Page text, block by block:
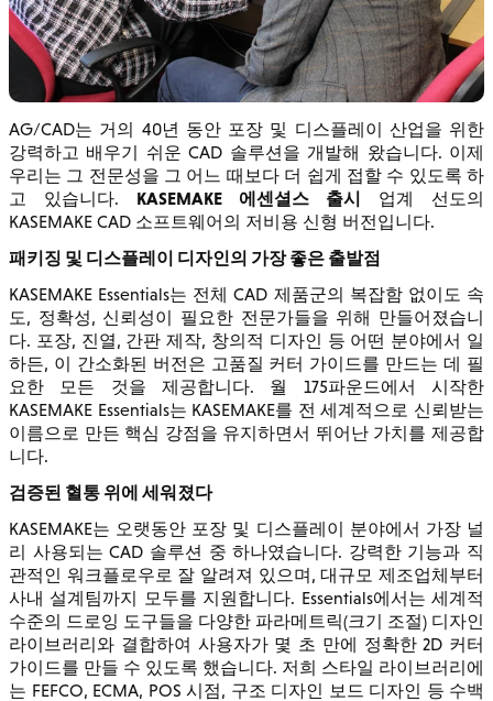
AG/CAD는 거의 40년 동안 포장 및 디스플레이 산업을 위한
강력하고 배우기 쉬운 CAD 솔루션을 개발해 왔습니다. 이제
우리는 그 전문성을 그 어느 때보다 더 쉽게 접할 수 있도록 하
고 있습니다. KASEMAKE 에센셜스 출시
업계 선도의
KASEMAKE CAD 소프트웨어의 저비용 신형 버전입니다.
패키징 및 디스플레이 디자인의 가장 좋은 출발점
KASEMAKE Essentials는 전체 CAD 제품군의 복잡함 없이도 속
도, 정확성, 신뢰성이 필요한 전문가들을 위해 만들어졌습니
다. 포장, 진열, 간판 제작, 창의적 디자인 등 어떤 분야에서 일
하든, 이 간소화된 버전은 고품질 커터 가이드를 만드는 데 필
요한 모든 것을 제공합니다. 월 175파운드에서 시작한
KASEMAKE Essentials는 KASEMAKE를 전 세계적으로 신뢰받는
이름으로 만든 핵심 강점을 유지하면서 뛰어난 가치를 제공합
니다.
검증된 혈통 위에 세워졌다
KASEMAKE는 오랫동안 포장 및 디스플레이 분야에서 가장 널
리 사용되는 CAD 솔루션 중 하나였습니다. 강력한 기능과 직
관적인 워크플로우로 잘 알려져 있으며, 대규모 제조업체부터
사내 설계팀까지 모두를 지원합니다. Essentials에서는 세계적
수준의 드로잉 도구들을 다양한 파라메트릭(크기 조절) 디자인
라이브러리와 결합하여 사용자가 몇 초 만에 정확한 2D 커터
가이드를 만들 수 있도록 했습니다. 저희 스타일 라이브러리에
는 FEFCO, ECMA, POS 시점, 구조 디자인 보드 디자인 등 수백